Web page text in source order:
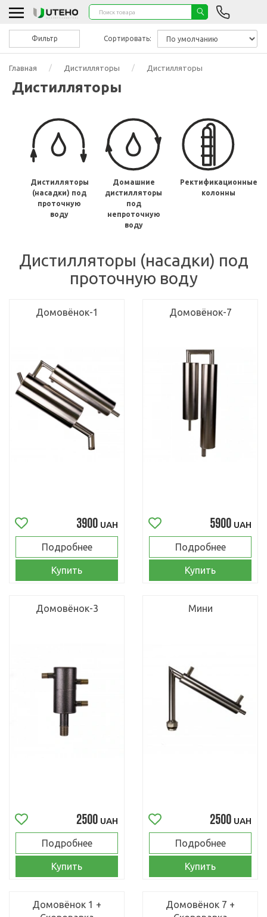
Главная Дистилляторы Дистилляторы
Дистилляторы
Дистилляторы
(насадки) под
проточную
воду
Домашние
дистилляторы
под
непроточную
воду
Ректификационные
колонны
Дистилляторы (насадки) под
проточную воду
Домовёнок-1
3900 UAH
Подробнее
Купить
Домовёнок-7
5900 UAH
Подробнее
Купить
Домовёнок-3
2500 UAH
Подробнее
Купить
Мини
2500 UAH
Подробнее
Купить
Домовёнок 1 +
Домовёнок 7 +
Фильтр Сортировать: